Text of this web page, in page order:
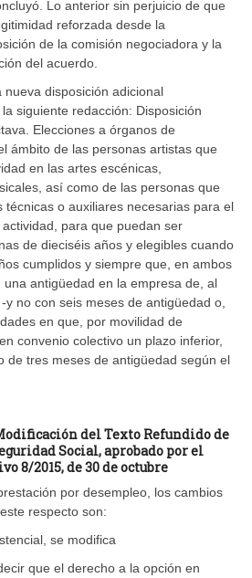
Lo anterior sin perjuicio de que
reforzada desde la
de la comisión negociadora y la
del acuerdo.
nueva disposición adicional
siguiente redacción: Disposición
Elecciones a órganos de
ámbito de las personas artistas que
en las artes escénicas,
así como de las personas que
técnicas o auxiliares necesarias para el
para que puedan ser
de dieciséis años y elegibles cuando
cumplidos y siempre que, en ambos
una antigüedad en la empresa de, al
y no con seis meses de antigüedad o,
en que, por movilidad de
convenio colectivo un plazo inferior,
de tres meses de antigüedad según el
del Texto Refundido de
Social, aprobado por el
8/2015, de 30 de octubre
por desempleo, los cambios
respecto son:
se modifica
que el derecho a la opción en